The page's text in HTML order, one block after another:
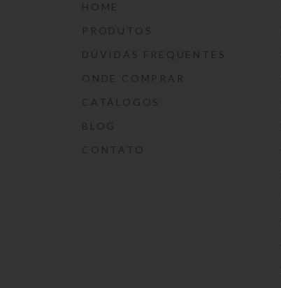
HOME
PRODUTOS
DÚVIDAS FREQUENTES
ONDE COMPRAR
CATÁLOGOS
BLOG
CONTATO